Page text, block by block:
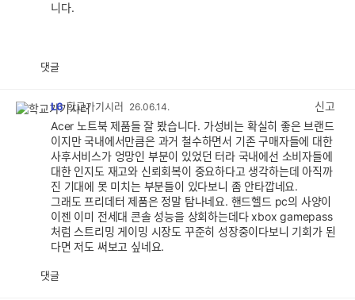
니다.
댓글
L6 학교가기시러 26.06.14.
신고
Acer 노트북 제품들 잘 봤습니다. 가성비는 확실히 좋은 브랜드
이지만 국내에서만큼은 과거 철수하면서 기존 구매자들에 대한
사후서비스가 엉망인 부분이 있었던 터라 국내에선 소비자들에
대한 인지도 재고와 신뢰회복이 중요하다고 생각하는데 아직까
진 기대에 못 미치는 부분들이 있다보니 좀 안타깝네요.
그래도 프리데터 제품은 정말 탐나네요. 핸드헬드 pc의 사양이
이젠 이미 전세대 콘솔 성능을 상회하는데다 xbox gamepass
처럼 스트리밍 게이밍 시장도 꾸준히 성장중이다보니 기회가 된
다면 저도 써보고 싶네요.
댓글